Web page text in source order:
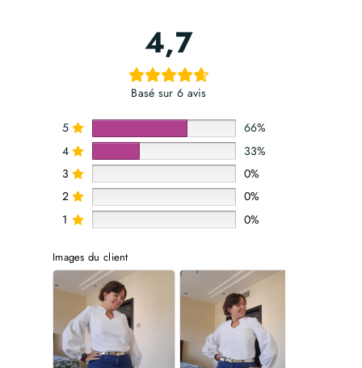
4,7
Basé sur 6 avis
5
66%
4
33%
3
0%
2
0%
1
0%
Images du client